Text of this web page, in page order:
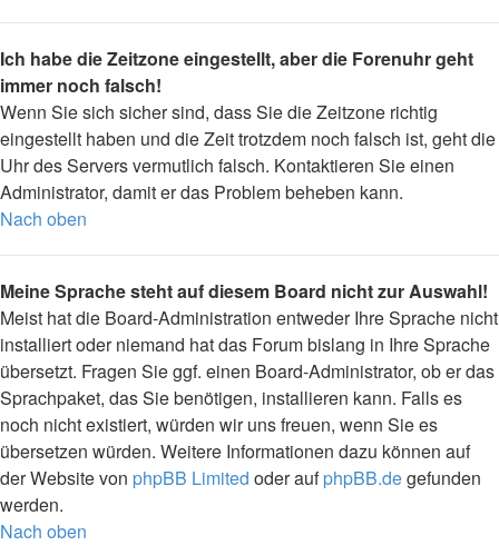
Ich habe die Zeitzone eingestellt, aber die Forenuhr geht
immer noch falsch!
Wenn Sie sich sicher sind, dass Sie die Zeitzone richtig
eingestellt haben und die Zeit trotzdem noch falsch ist, geht die
Uhr des Servers vermutlich falsch. Kontaktieren Sie einen
Administrator, damit er das Problem beheben kann.
Nach oben
Meine Sprache steht auf diesem Board nicht zur Auswahl!
Meist hat die Board-Administration entweder Ihre Sprache nicht
installiert oder niemand hat das Forum bislang in Ihre Sprache
übersetzt. Fragen Sie ggf. einen Board-Administrator, ob er das
Sprachpaket, das Sie benötigen, installieren kann. Falls es
noch nicht existiert, würden wir uns freuen, wenn Sie es
übersetzen würden. Weitere Informationen dazu können auf
der Website von phpBB Limited oder aufphpBB.degefunden
werden.
Nach oben